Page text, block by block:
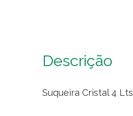
Descrição
Suqueira Cristal 4 Lts